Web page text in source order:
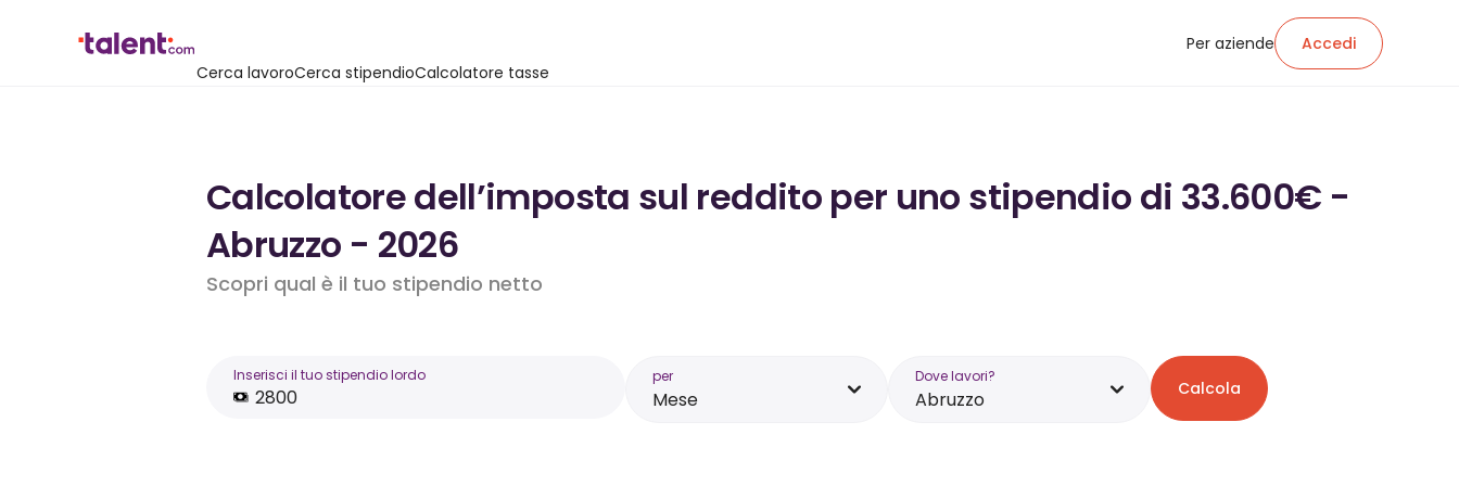
Cerca lavoroCerca stipendioCalcolatore tasse
Per aziende Accedi
Calcolatore dell’imposta sul reddito per uno stipendio di 33.600€ -
Abruzzo - 2026
Scopri qual è il tuo stipendio netto
Inserisci il tuo stipendio lordo per
Mese
Dove lavori?
Abruzzo Calcola